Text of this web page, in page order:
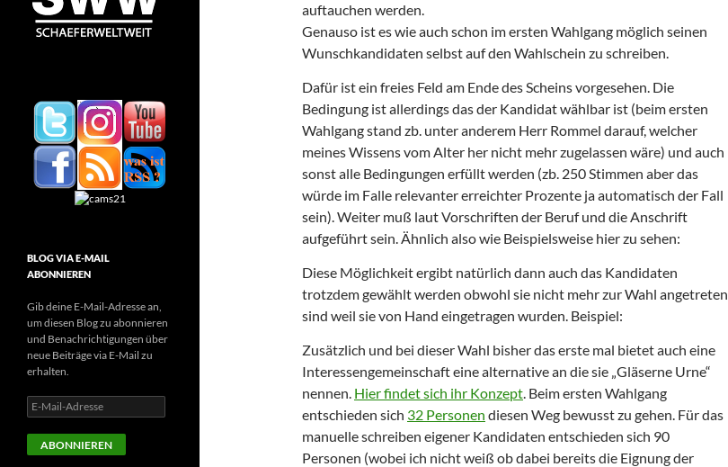
auftauchen werden.
Genauso ist es wie auch schon im ersten Wahlgang möglich seinen
Wunschkandidaten selbst auf den Wahlschein zu schreiben.
Dafür ist ein freies Feld am Ende des Scheins vorgesehen. Die
Bedingung ist allerdings das der Kandidat wählbar ist (beim ersten
Wahlgang stand zb. unter anderem Herr Rommel darauf, welcher
meines Wissens vom Alter her nicht mehr zugelassen wäre) und auch
sonst alle Bedingungen erfüllt werden (zb. 250 Stimmen aber das
würde im Falle relevanter erreichter Prozente ja automatisch der Fall
sein). Weiter muß laut Vorschriften der Beruf und die Anschrift
aufgeführt sein. Ähnlich also wie Beispielsweise hier zu sehen:
Diese Möglichkeit ergibt natürlich dann auch das Kandidaten
trotzdem gewählt werden obwohl sie nicht mehr zur Wahl angetreten
sind weil sie von Hand eingetragen wurden. Beispiel:
Zusätzlich und bei dieser Wahl bisher das erste mal bietet auch eine
Interessengemeinschaft eine alternative an die sie „Gläserne Urne“
nennen. Hier findet sich ihr Konzept. Beim ersten Wahlgang
entschieden sich 32 Personen diesen Weg bewusst zu gehen. Für das
manuelle schreiben eigener Kandidaten entschieden sich 90
Personen (wobei ich nicht weiß ob dabei bereits die Eignung der
BLOG VIA E-MAIL
ABONNIEREN
Gib deine E-Mail-Adresse an,
um diesen Blog zu abonnieren
und Benachrichtigungen über
neue Beiträge via E-Mail zu
erhalten.
E-
Mail-
Adresse
ABONNIEREN